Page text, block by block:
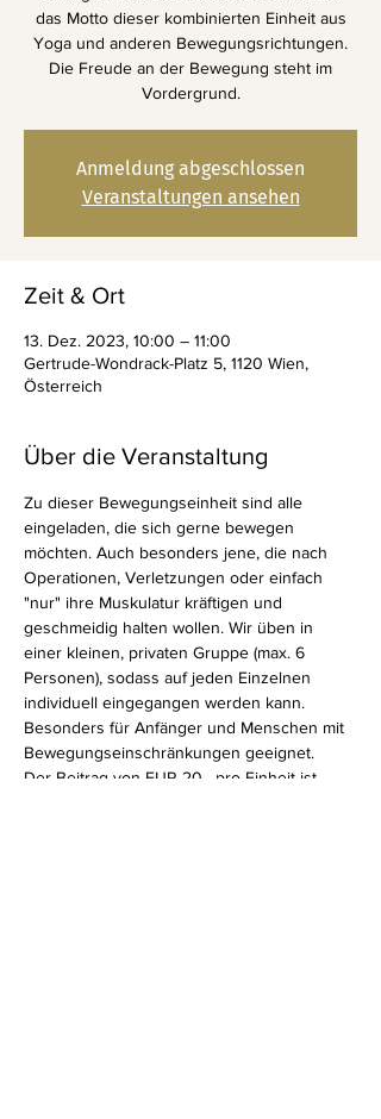
das Motto dieser kombinierten Einheit aus
Yoga und anderen Bewegungsrichtungen.
Die Freude an der Bewegung steht im
Vordergrund.
Anmeldung abgeschlossen
Veranstaltungen ansehen
Zeit & Ort
13. Dez. 2023, 10:00 – 11:00
Gertrude-Wondrack-Platz 5, 1120 Wien,
Österreich
Über die Veranstaltung
Zu dieser Bewegungseinheit sind alle
eingeladen, die sich gerne bewegen
möchten. Auch besonders jene, die nach
Operationen, Verletzungen oder einfach
"nur" ihre Muskulatur kräftigen und
geschmeidig halten wollen. Wir üben in
einer kleinen, privaten Gruppe (max. 6
Personen), sodass auf jeden Einzelnen
individuell eingegangen werden kann.
Besonders für Anfänger und Menschen mit
Bewegungseinschränkungen geeignet.
Der Beitrag von EUR 20,- pro Einheit ist